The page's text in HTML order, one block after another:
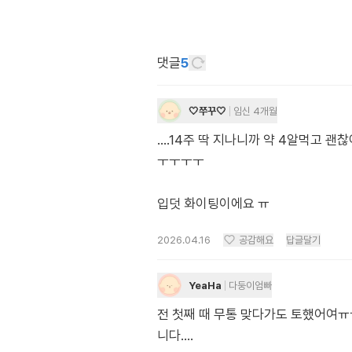
댓글5
🤍쭈꾸🤍 임신 4개월
....14주 딱 지나니까 약 4알먹고 괜
ㅜㅜㅜㅜ
입덧 화이팅이에요 ㅠ
2026.04.16 공감해요 답글달기
YeaHa 다둥이엄빠
전 첫째 때 무통 맞다가도 토했어여
니다....